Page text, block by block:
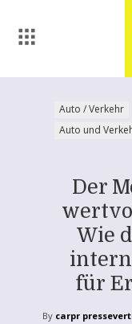
Auto / Verkehr
Auto und
Der
Wie
für
By carpr